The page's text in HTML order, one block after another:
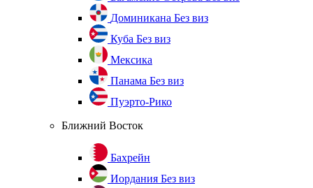
Доминикана Без виз
Куба Без виз
Мексика
Панама Без виз
Пуэрто-Рико
Ближний Восток
Бахрейн
Иордания Без виз